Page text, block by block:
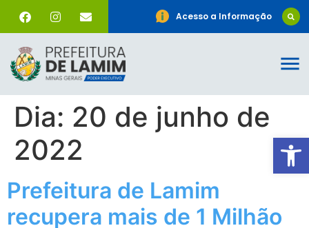
Acesso a Informação
Dia: 20 de junho de
2022
Prefeitura de Lamim
recupera mais de 1 Milhão